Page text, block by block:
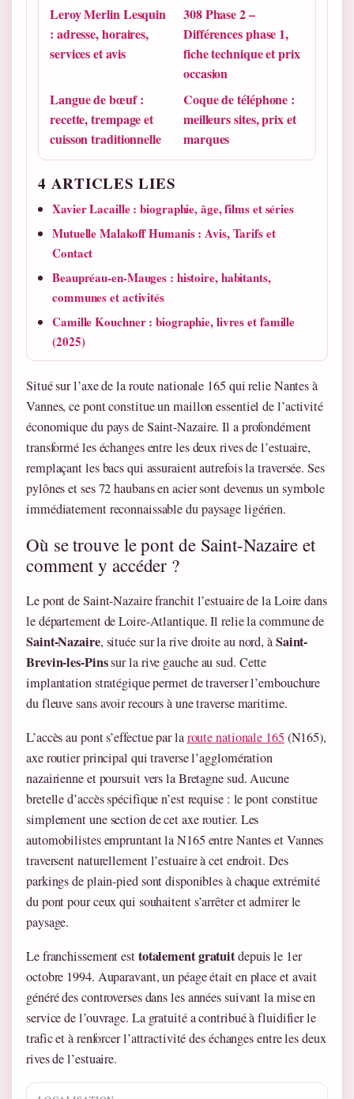
Leroy Merlin Lesquin
: adresse, horaires,
services et avis
308 Phase 2 –
Différences phase 1,
fiche technique et prix
occasion
Langue de bœuf :
recette, trempage et
cuisson traditionnelle
Coque de téléphone :
meilleurs sites, prix et
marques
4 ARTICLES LIES
Xavier Lacaille : biographie, âge, films et séries
Mutuelle Malakoff Humanis : Avis, Tarifs et
Contact
Beaupréau-en-Mauges : histoire, habitants,
communes et activités
Camille Kouchner : biographie, livres et famille
(2025)
Situé sur l’axe de la route nationale 165 qui relie Nantes à
Vannes, ce pont constitue un maillon essentiel de l’activité
économique du pays de Saint-Nazaire. Il a profondément
transformé les échanges entre les deux rives de l’estuaire,
remplaçant les bacs qui assuraient autrefois la traversée. Ses
pylônes et ses 72 haubans en acier sont devenus un symbole
immédiatement reconnaissable du paysage ligérien.
Où se trouve le pont de Saint-Nazaire et
comment y accéder ?
Le pont de Saint-Nazaire franchit l’estuaire de la Loire dans
le département de Loire-Atlantique. Il relie la commune de
Saint-Nazaire, située sur la rive droite au nord, àSaint-
Brevin-les-Pinssur la rive gauche au sud. Cette
implantation stratégique permet de traverser l’embouchure
du fleuve sans avoir recours à une traverse maritime.
L’accès au pont s’effectue par laroute nationale 165 (N165),
axe routier principal qui traverse l’agglomération
nazairienne et poursuit vers la Bretagne sud. Aucune
bretelle d’accès spécifique n’est requise : le pont constitue
simplement une section de cet axe routier. Les
automobilistes empruntant la N165 entre Nantes et Vannes
traversent naturellement l’estuaire à cet endroit. Des
parkings de plain-pied sont disponibles à chaque extrémité
du pont pour ceux qui souhaitent s’arrêter et admirer le
paysage.
Le franchissement esttotalement gratuitdepuis le 1er
octobre 1994. Auparavant, un péage était en place et avait
généré des controverses dans les années suivant la mise en
service de l’ouvrage. La gratuité a contribué à fluidifier le
trafic et à renforcer l’attractivité des échanges entre les deux
rives de l’estuaire.